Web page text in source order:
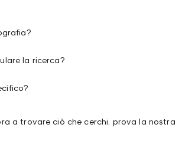
la ricerca?
a trovare ciò che cerchi, prova la nostra